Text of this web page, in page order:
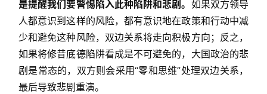
是提醒我们要警惕陷入此种陷阱和悲剧。 如果双方领导
人都意识到这样的风险，都有意识地在政策和行动中减
少和避免这种风险，双边关系将走向积极方向；反之，
如果将修昔底德陷阱看成是不可避免的，大国政治的悲
剧是常态的，双方则会采用“零和思维”处理双边关系，
最后导致悲剧重演。